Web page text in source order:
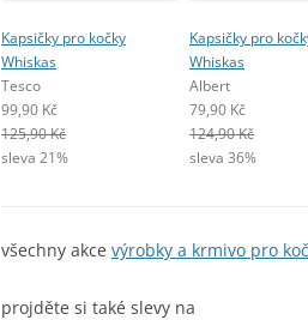
Kapsičky pro kočky
Whiskas
Tesco
99,90 Kč
125,90 Kč
sleva 21%
Kapsičky pro
Whiskas
Albert
79,90 Kč
124,90 Kč
sleva 36%
všechny akce výrobky a krmivo pro
projděte si také slevy na